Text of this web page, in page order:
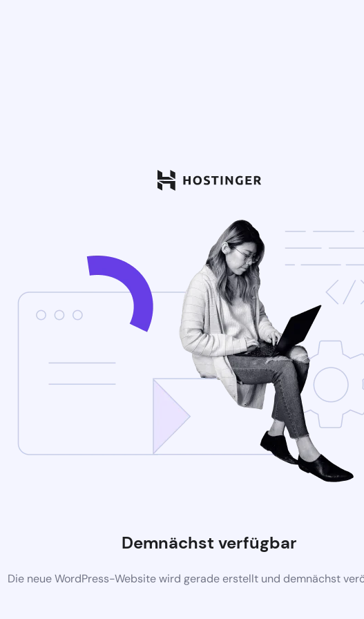
Demnächst verfügbar
Die neue WordPress-Website wird gerade erstellt und demnächst